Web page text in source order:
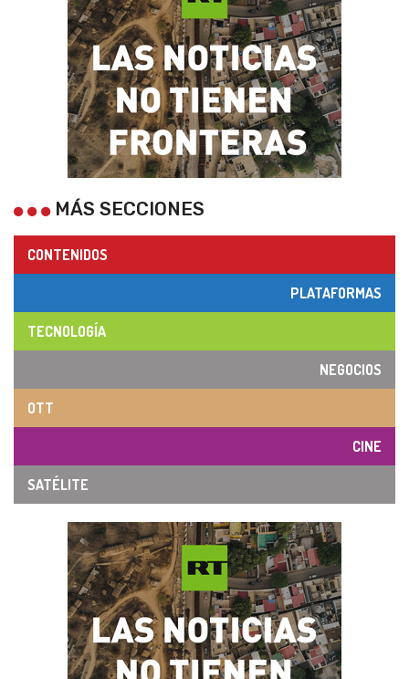
MÁS SECCIONES
CONTENIDOS
PLATAFORMAS
TECNOLOGÍA
NEGOCIOS
OTT
CINE
SATÉLITE